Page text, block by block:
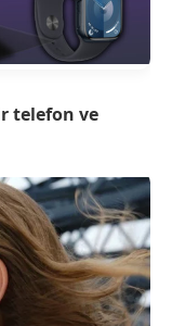
telefon ve